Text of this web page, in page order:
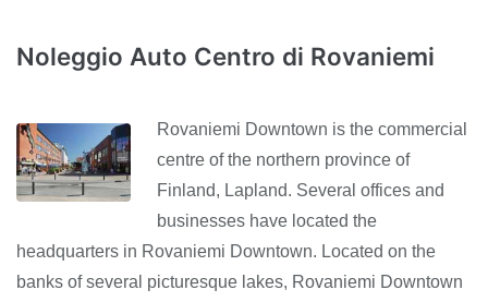
Noleggio Auto Centro di Rovaniemi
Rovaniemi Downtown is the commercial
centre of the northern province of
Finland, Lapland. Several offices and
businesses have located the
headquarters in Rovaniemi Downtown. Located on the
banks of several picturesque lakes, Rovaniemi Downtown